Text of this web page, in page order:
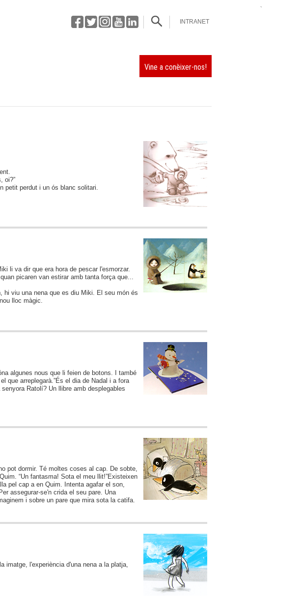
INTRANET
Vine a conèixer-nos!
oi?”
petit perdut i un ós blanc solitari.
li va dir que era hora de pescar l'esmorzar.
picaren van estirar amb tanta força que...
hi viu una nena que es diu Miki. El seu món és
lloc màgic.
algunes nous que li feien de botons. I també
que arreplegarà.”És el dia de Nadal i a fora
Ratolí? Un llibre amb desplegables
pot dormir. Té moltes coses al cap. De sobte,
“Un fantasma! Sota el meu llit!”Existeixen
pel cap a en Quim. Intenta agafar el son,
assegurar-se'n crida el seu pare. Una
i sobre un pare que mira sota la catifa.
imatge, l'experiència d'una nena a la platja,
`